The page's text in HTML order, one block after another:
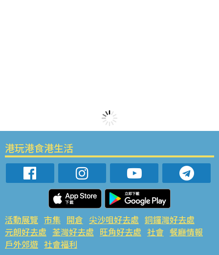
港玩港食港生活
活動展覽 市集 開倉 尖沙咀好去處 銅鑼灣好去處
元朗好去處 荃灣好去處 旺角好去處 社會 餐廳情報
戶外郊遊 社會福利